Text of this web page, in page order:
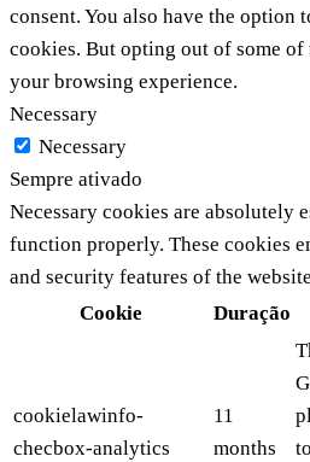
consent. You also have the option
cookies. But opting out of some
your browsing experience.
Necessary
Necessary
Sempre ativado
Necessary cookies are absolutely
function properly. These cookies
and security features of the
Cookie
Duração
cookielawinfo-
checbox-analytics
11
months